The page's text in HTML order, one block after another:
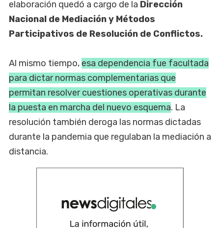
elaboración quedó a cargo de la Dirección
Nacional de Mediación y Métodos
Participativos de Resolución de Conflictos.
Al mismo tiempo, esa dependencia fue facultada
para dictar normas complementarias que
permitan resolver cuestiones operativas durante
la puesta en marcha del nuevo esquema. La
resolución también deroga las normas dictadas
durante la pandemia que regulaban la mediación a
distancia.